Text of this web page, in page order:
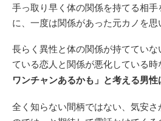
手っ取り早く体の関係を持てる相
に、一度は関係があった元カノを思
長らく異性と体の関係が持ててい
ている恋人と関係が悪化している時
ワンチャンあるかも」と考える男性
全く知らない間柄ではない、気安